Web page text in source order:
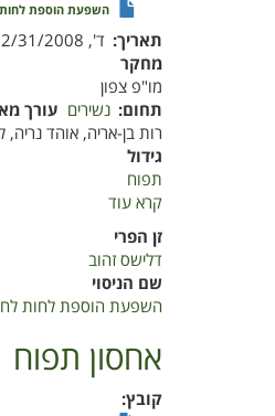
השפעת הוספת לחות
תאריך ד', 12/31/2008 - 12:00
מחקר
מו"פ צפון
תחום נשירים עורך
רות בן-אריה, אוהד נריה,
גידול
תפוח
קרא עוד
לחות
לחדרי
אחסון
מבוקר
זן הפרי
דלישס זהוב
שם הניסוי
השפעת הוספת לחות
אחסון תפוח
קובץ